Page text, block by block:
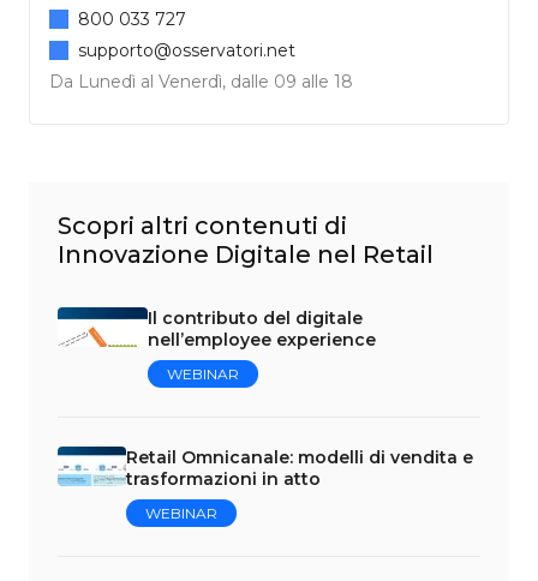
Da Lunedì al Venerdì, dalle 09 alle 18
800 033 727
supporto@osservatori.net
Scopri altri contenuti di
Innovazione Digitale nel Retail
Il contributo del digitale
nell’employee experience
WEBINAR
Retail Omnicanale: modelli di vendita e
trasformazioni in atto
WEBINAR